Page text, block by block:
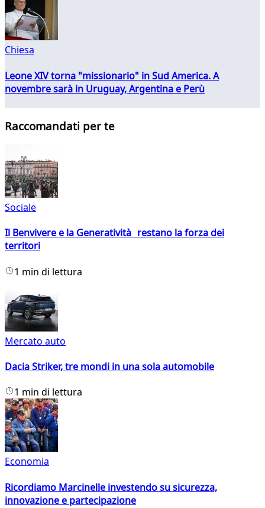
Chiesa
Leone XIV torna "missionario" in Sud America. A
novembre sarà in Uruguay, Argentina e Perù
Raccomandati per te
Sociale
Il Benvivere e la Generatività restano la forza dei
territori
1 min di lettura
Mercato auto
Dacia Striker, tre mondi in una sola automobile
1 min di lettura
Economia
Ricordiamo Marcinelle investendo su sicurezza,
innovazione e partecipazione